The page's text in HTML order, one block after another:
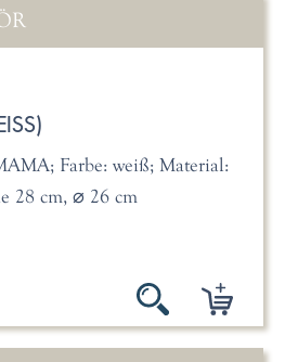
Farbe: weiß; Material:
28 cm, ⌀ 26 cm